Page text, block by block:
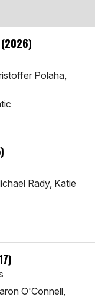
Polaha,
Rady, Katie
O'Connell,